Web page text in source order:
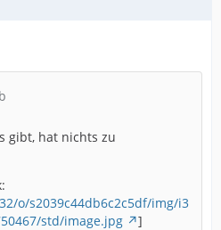
gibt, hat nichts zu
o/s2039c44db6c2c5df/img/i3
std/image.jpg
]